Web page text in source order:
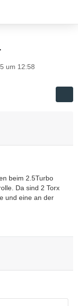
um 12:58
beim 2.5Turbo
Da sind 2 Torx
und eine an der